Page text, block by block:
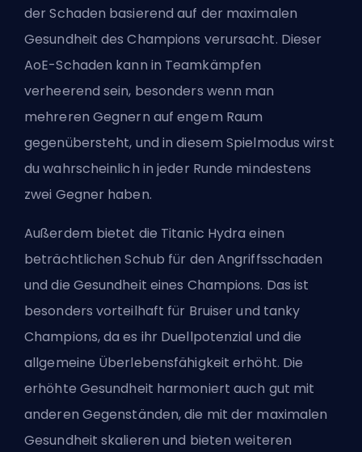
der Schaden basierend auf der maximalen
Gesundheit des Champions verursacht. Dieser
AoE-Schaden kann in Teamkämpfen
verheerend sein, besonders wenn man
mehreren Gegnern auf engem Raum
gegenübersteht, und in diesem Spielmodus wirst
du wahrscheinlich in jeder Runde mindestens
zwei Gegner haben.
Außerdem bietet die Titanic Hydra einen
beträchtlichen Schub für den Angriffsschaden
und die Gesundheit eines Champions. Das ist
besonders vorteilhaft für Bruiser und tanky
Champions, da es ihr Duellpotenzial und die
allgemeine Überlebensfähigkeit erhöht. Die
erhöhte Gesundheit harmoniert auch gut mit
anderen Gegenständen, die mit der maximalen
Gesundheit skalieren und bieten weiteren